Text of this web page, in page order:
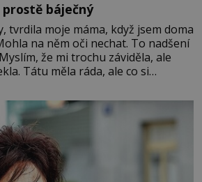
báječný
tvrdila moje máma, když jsem doma
na něm oči nechat. To nadšení
že mi trochu záviděla, ale
Tátu měla ráda, ale co si
Tehdy byla jiná doba, když